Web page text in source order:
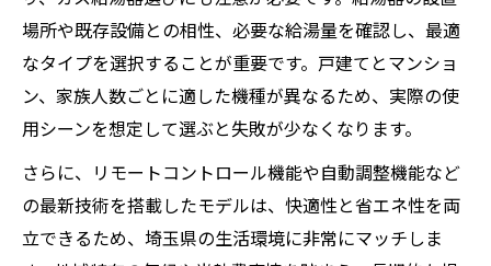
場所や既存設備との相性、必要な給湯量を確認し、最適
なタイプを選択することが重要です。戸建てとマンショ
ン、家族人数ごとに適した機種が異なるため、実際の使
用シーンを想定して選ぶと失敗が少なくなります。
さらに、リモートコントロール機能や自動調整機能など
の最新技術を搭載したモデルは、快適性と省エネ性を両
立できるため、埼玉県の生活環境に非常にマッチしま